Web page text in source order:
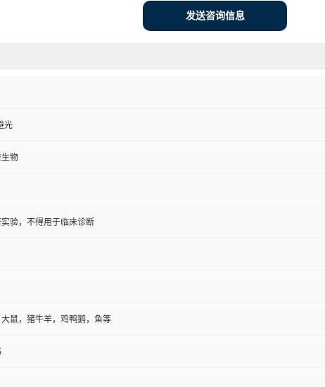
发送咨询信息
光
物
验，不得用于临床诊断
鼠，猪牛羊，鸡鸭鹅，鱼等